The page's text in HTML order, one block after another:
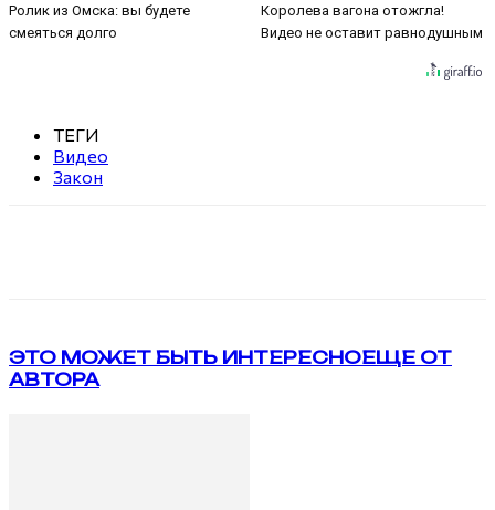
Ролик из Омска: вы будете
смеяться долго
Королева вагона отожгла!
Видео не оставит равнодушным
ТЕГИ
Видео
Закон
ЭТО МОЖЕТ БЫТЬ ИНТЕРЕСНОЕЩЕ ОТ
АВТОРА